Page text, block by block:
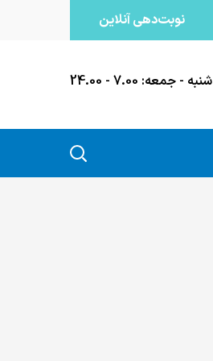
نوبت‌دهی آنلاین
شنبه - جمعه: 7.00 - 24.00